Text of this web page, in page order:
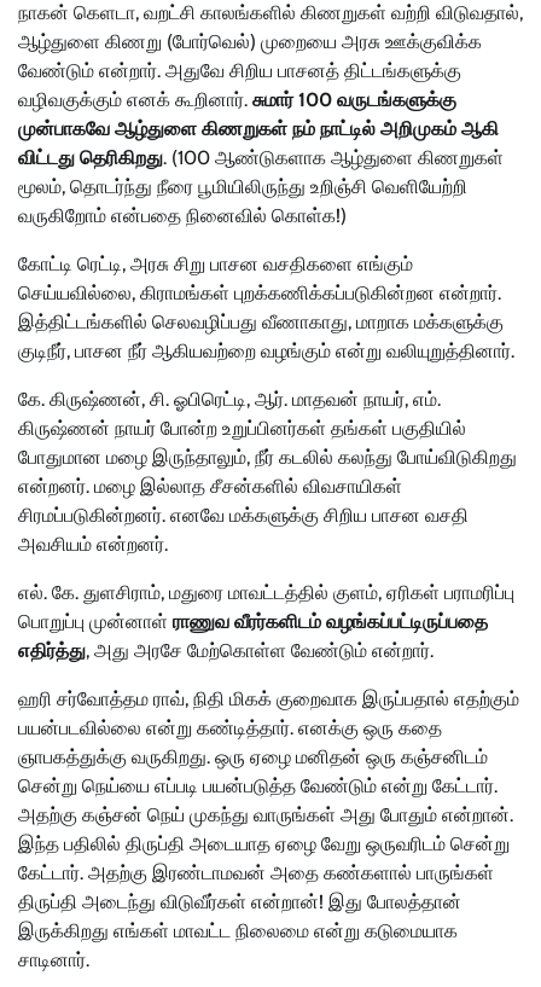
நாகன் கெளடா, வறட்சி காலங்களில் கிணறுகள் வற்றி விடுவதால்,
ஆழ்துளை கிணறு (போர்வெல்) முறையை அரசு ஊக்குவிக்க
வேண்டும் என்றார். அதுவே சிறிய பாசனத் திட்டங்களுக்கு
வழிவகுக்கும் எனக் கூறினார். சுமார் 100 வருடங்களுக்கு
முன்பாகவே ஆழ்துளை கிணறுகள் நம் நாட்டில் அறிமுகம் ஆகி
விட்டது தெரிகிறது. (100 ஆண்டுகளாக ஆழ்துளை கிணறுகள்
மூலம், தொடர்ந்து நீரை பூமியிலிருந்து உறிஞ்சி வெளியேற்றி
வருகிறோம் என்பதை நினைவில் கொள்க!)
கோட்டி ரெட்டி, அரசு சிறு பாசன வசதிகளை எங்கும்
செய்யவில்லை, கிராமங்கள் புறக்கணிக்கப்படுகின்றன என்றார்.
இத்திட்டங்களில் செலவழிப்பது வீணாகாது, மாறாக மக்களுக்கு
குடிநீர், பாசன நீர் ஆகியவற்றை வழங்கும் என்று வலியுறுத்தினார்.
கே. கிருஷ்ணன், சி. ஓபிரெட்டி, ஆர். மாதவன் நாயர், எம்.
கிருஷ்ணன் நாயர் போன்ற உறுப்பினர்கள் தங்கள் பகுதியில்
போதுமான மழை இருந்தாலும், நீர் கடலில் கலந்து போய்விடுகிறது
என்றனர். மழை இல்லாத சீசன்களில் விவசாயிகள்
சிரமப்படுகின்றனர். எனவே மக்களுக்கு சிறிய பாசன வசதி
அவசியம் என்றனர்.
எல். கே. துளசிராம், மதுரை மாவட்டத்தில் குளம், ஏரிகள் பராமரிப்பு
பொறுப்பு முன்னாள் ராணுவ வீரர்களிடம் வழங்கப்பட்டிருப்பதை
எதிர்த்து, அது அரசே மேற்கொள்ள வேண்டும் என்றார்.
ஹரி சர்வோத்தம ராவ், நிதி மிகக் குறைவாக இருப்பதால் எதற்கும்
பயன்படவில்லை என்று கண்டித்தார். எனக்கு ஒரு கதை
ஞாபகத்துக்கு வருகிறது. ஒரு ஏழை மனிதன் ஒரு கஞ்சனிடம்
சென்று நெய்யை எப்படி பயன்படுத்த வேண்டும் என்று கேட்டார்.
அதற்கு கஞ்சன் நெய் முகந்து வாருங்கள் அது போதும் என்றான்.
இந்த பதிலில் திருப்தி அடையாத ஏழை வேறு ஒருவரிடம் சென்று
கேட்டார். அதற்கு இரண்டாமவன் அதை கண்களால் பாருங்கள்
திருப்தி அடைந்து விடுவீர்கள் என்றான்! இது போலத்தான்
இருக்கிறது எங்கள் மாவட்ட நிலைமை என்று கடுமையாக
சாடினார்.